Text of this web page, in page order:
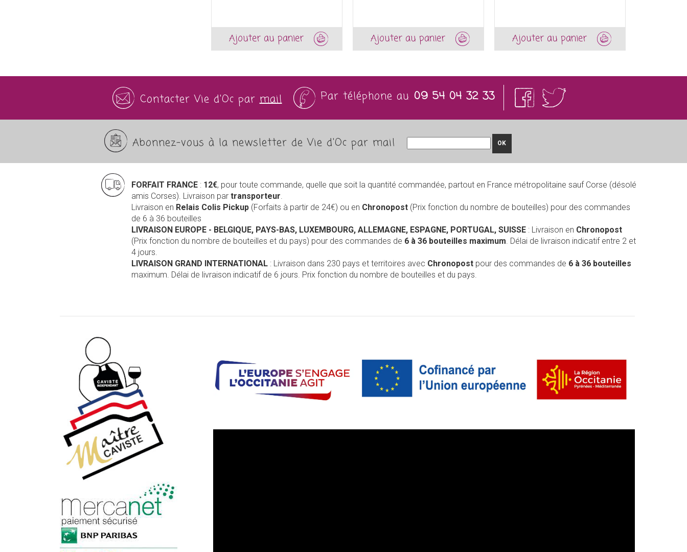
Ajouter au panier Ajouter au panier Ajouter au panier
Contacter Vie d'Oc parmail Par téléphone au 09 54 04 32 33
Abonnez-vous à la newsletter de Vie d'Oc par mail OK
FORFAIT FRANCE : 12€, pour toute commande, quelle que soit la quantité commandée, partout en France métropolitaine sauf Corse (désolé
amis Corses). Livraison partransporteur.
Livraison en Relais Colis Pickup (Forfaits à partir de 24€) ou en Chronopost (Prix fonction du nombre de bouteilles) pour des commandes
de 6 à 36 bouteilles
LIVRAISON EUROPE - BELGIQUE, PAYS-BAS, LUXEMBOURG, ALLEMAGNE, ESPAGNE, PORTUGAL, SUISSE : Livraison en Chronopost
(Prix fonction du nombre de bouteilles et du pays) pour des commandes de 6 à 36 bouteilles maximum. Délai de livraison indicatif entre 2 et
4 jours.
LIVRAISON GRAND INTERNATIONAL : Livraison dans 230 pays et territoires avec Chronopost pour des commandes de 6 à 36 bouteilles
maximum. Délai de livraison indicatif de 6 jours. Prix fonction du nombre de bouteilles et du pays.